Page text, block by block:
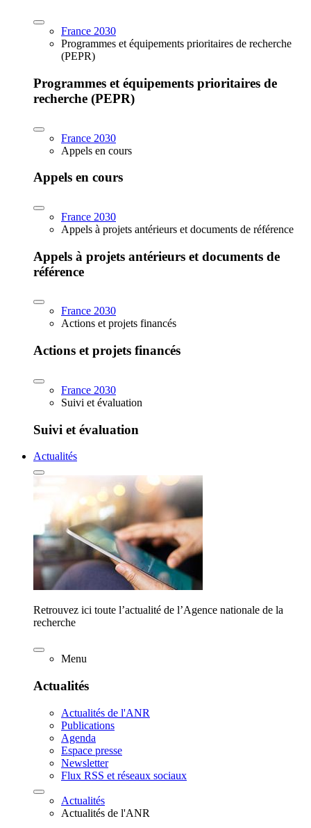
France 2030
Programmes et équipements prioritaires de recherche
(PEPR)
Programmes et équipements prioritaires de
recherche (PEPR)
France 2030
Appels en cours
Appels en cours
France 2030
Appels à projets antérieurs et documents de référence
Appels à projets antérieurs et documents de
référence
France 2030
Actions et projets financés
Actions et projets financés
France 2030
Suivi et évaluation
Suivi et évaluation
Actualités
Retrouvez ici toute l’actualité de l’Agence nationale de la
recherche
Menu
Actualités
Actualités de l'ANR
Publications
Agenda
Espace presse
Newsletter
Flux RSS et réseaux sociaux
Actualités
Actualités de l'ANR